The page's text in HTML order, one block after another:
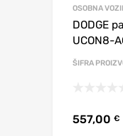
OSOBNA
DODGE
UCON8-
ŠIFRA
557,00 €